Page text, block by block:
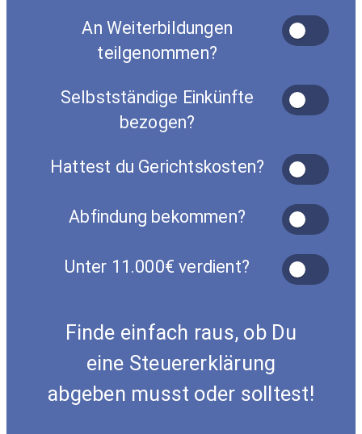
An Weiterbildungen
teilgenommen?
Selbstständige Einkünfte
bezogen?
Hattest du Gerichtskosten?
Abfindung bekommen?
Unter 11.000€ verdient?
Finde einfach raus, ob Du
eine Steuererklärung
abgeben musst oder solltest!